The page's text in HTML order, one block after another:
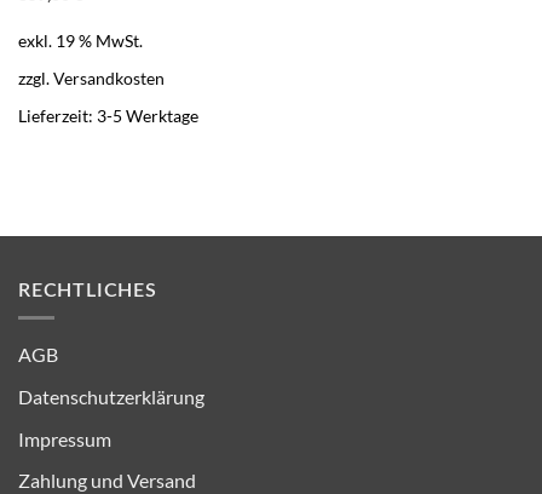
exkl. 19 % MwSt.
zzgl.Versandkosten
Lieferzeit: 3-5 Werktage
RECHTLICHES
AGB
Datenschutzerklärung
Impressum
Zahlung und Versand